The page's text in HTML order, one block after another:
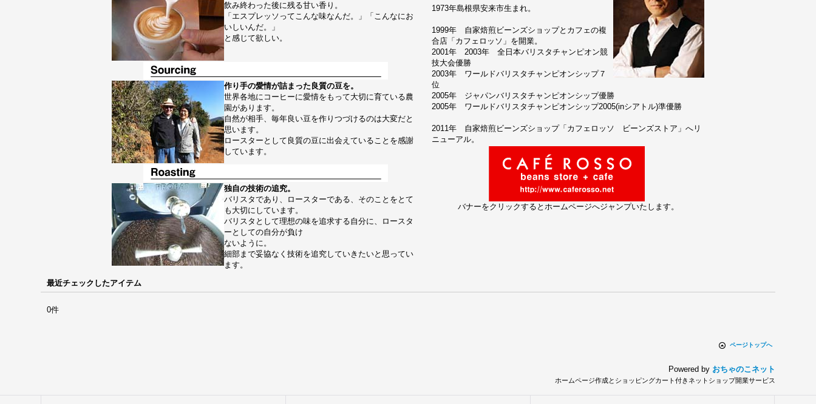
飲み終わった後に残る甘い香り。
「エスプレッソってこんな味なんだ。」「こんなにお
いしいんだ。」
と感じて欲しい。
作り手の愛情が詰まった良質の豆を。
世界各地にコーヒーに愛情をもって大切に育ている農
園があります。
自然が相手、毎年良い豆を作りつづけるのは大変だと
思います。
ロースターとして良質の豆に出会えていることを感謝
しています。
独自の技術の追究。
バリスタであり、ロースターである、そのことをとて
も大切にしています。
バリスタとして理想の味を追求する自分に、ロースタ
ーとしての自分が負け
ないように。
細部まで妥協なく技術を追究していきたいと思ってい
ます。
1973年島根県安来市生まれ。
1999年 自家焙煎ビーンズショップとカフェの複
合店「カフェロッソ」を開業。
2001年 2003年 全日本バリスタチャンピオン競
技大会優勝
2003年 ワールドバリスタチャンピオンシップ７
位
2005年 ジャパンバリスタチャンピオンシップ優勝
2005年 ワールドバリスタチャンピオンシップ2005(inシアトル)準優勝
2011年 自家焙煎ビーンズショップ「カフェロッソ ビーンズストア」へリ
ニューアル。
バナーをクリックするとホームページへジャンプいたします。
最近チェックしたアイテム
0件
ページトップへ
Powered by おちゃのこネット
ホームページ作成とショッピングカート付きネットショップ開業サービス